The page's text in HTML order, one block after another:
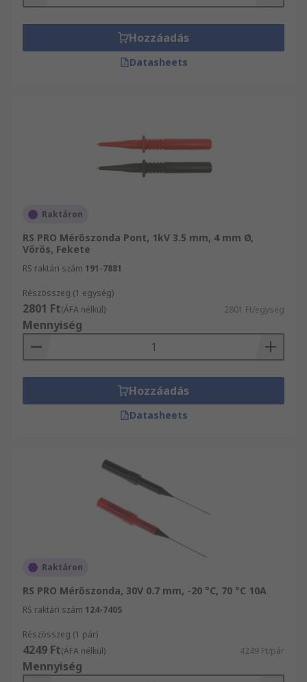
többek között Tesztelés és mérés és Tesztelés és
mérés átfogó választékát. Weboldalunkon
Informatikai eszközök, vizsgáló- és biztonsági
berendezések teljes kínálatából válogathat.
Válogasson kínálatunkból és győződjön meg Ön
Hozzáadás
Datasheets
Raktáron
RS PRO Mérőszonda Pont, 1kV 3.5 mm, 4 mm Ø,
Vörös, Fekete
RS raktári szám 191-7881
Részösszeg (1 egység)
2801 Ft(ÁFA nélkül) 2801 Ft/egység
Mennyiség
Hozzáadás
Datasheets
Raktáron
RS PRO Mérőszonda, 30V 0.7 mm, -20 °C, 70 °C 10A
RS raktári szám 124-7405
Részösszeg (1 pár)
4249 Ft(ÁFA nélkül) 4249 Ft/pár
Mennyiség